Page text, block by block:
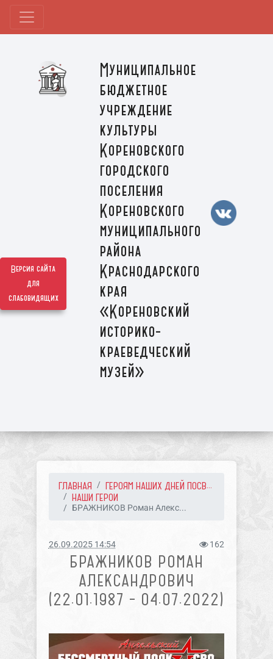
Версия сайта
для
слабовидящих
Муниципальное
бюджетное
учреждение
культуры
Кореновского
городского
поселения
Кореновского
муниципального
района
Краснодарского
края
«Кореновский
историко-
краеведческий
музей»
ГЛАВНАЯ
ГЕРОЯМ НАШИХ ДНЕЙ ПОСВ...
НАШИ ГЕРОИ
БРАЖНИКОВ Роман Алекс...
26.09.2025 14:54 162
БРАЖНИКОВ РОМАН
АЛЕКСАНДРОВИЧ
(22.01.1987 – 04.07.2022)